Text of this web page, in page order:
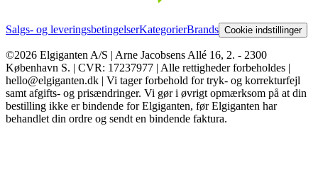
Salgs- og leveringsbetingelserKategorierBrands Cookie indstillinger
©2026 Elgiganten A/S | Arne Jacobsens Allé 16, 2. - 2300
København S. | CVR: 17237977 | Alle rettigheder forbeholdes |
hello@elgiganten.dk | Vi tager forbehold for tryk- og korrekturfejl
samt afgifts- og prisændringer. Vi gør i øvrigt opmærksom på at din
bestilling ikke er bindende for Elgiganten, før Elgiganten har
behandlet din ordre og sendt en bindende faktura.